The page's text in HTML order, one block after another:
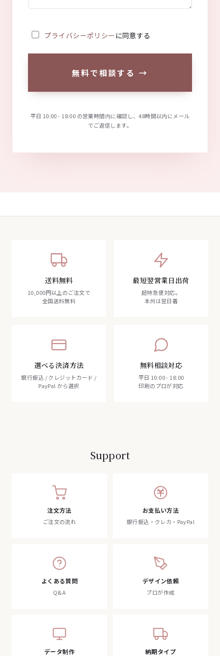
プライバシーポリシー に同意する
無料で相談する →
平日 10:00 - 18:00 の営業時間内に確認し、48時間以内にメール
でご返信します。
送料無料
10,000円以上のご注文で
全国送料無料
最短翌営業日出荷
超特急便対応。
本州は翌日着
選べる決済方法
銀行振込 / クレジットカード /
PayPal から選択
無料相談対応
平日 10:00 - 18:00
印刷のプロが対応
Support
注文方法
ご注文の流れ
お支払い方法
銀行振込・クレカ・PayPal
よくある質問
Q&A
デザイン依頼
プロが作成
データ制作 納期タイプ